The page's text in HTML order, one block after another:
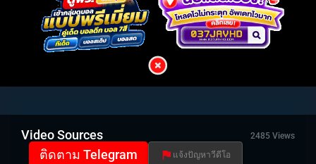
Video Sources 2485 Views
ติดตาม Telegram แจ้งปัญหาวีดีโอ